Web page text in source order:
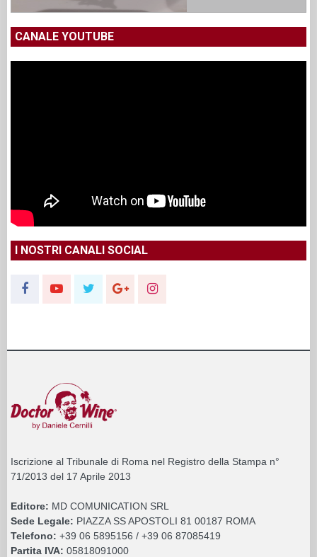
CANALE YOUTUBE
I NOSTRI CANALI SOCIAL
Iscrizione al Tribunale di Roma nel Registro della Stampa n°
71/2013 del 17 Aprile 2013
Editore: MD COMUNICATION SRL
Sede Legale: PIAZZA SS APOSTOLI 81 00187 ROMA
Telefono: +39 06 5895156 / +39 06 87085419
Partita IVA: 05818091000